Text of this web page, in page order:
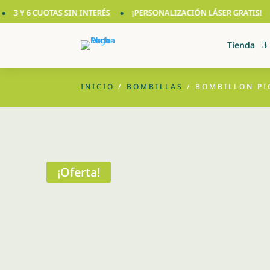
6 CUOTAS SIN INTERÉS ¡PERSONALIZACIÓN LÁSER GRATIS! ★
Tienda
INICIO / BOMBILLAS / BOMBILLON
¡Oferta!